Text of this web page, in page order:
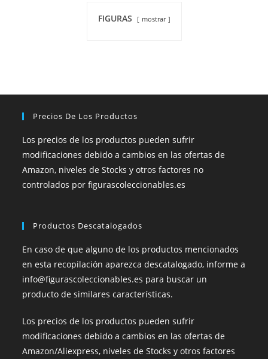
FIGURAS mostrar
Precios De Los Productos
Los precios de los productos pueden sufrir
modificaciones debido a cambios en las ofertas de
Amazon, niveles de Stocks y otros factores no
controlados por figurascoleccionables.es
Productos Descatalogados
En caso de que alguno de los productos mencionados
en esta recopilación aparezca descatalogado, informe a
info@figurascoleccionables.es para buscar un
producto de similares características.
Los precios de los productos pueden sufrir
modificaciones debido a cambios en las ofertas de
Amazon/Aliexpress, niveles de Stocks y otros factores